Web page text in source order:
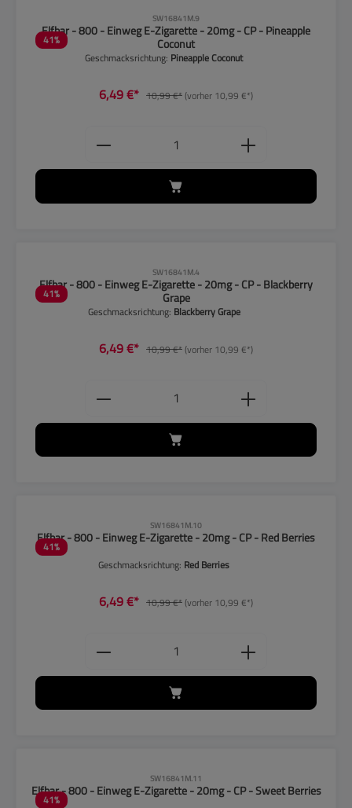
41%
SW16841M.9
Elfbar - 800 - Einweg E-Zigarette - 20mg - CP - Pineapple
Coconut
Geschmacksrichtung: Pineapple Coconut
6,49 €* 10,99 €*(vorher 10,99 €*)
Produkt Anzahl: Gib den
41%
SW16841M.4
Elfbar - 800 - Einweg E-Zigarette - 20mg - CP - Blackberry
Grape
Geschmacksrichtung: Blackberry Grape
6,49 €* 10,99 €*(vorher 10,99 €*)
Produkt Anzahl: Gib den
41%
SW16841M.10
Elfbar - 800 - Einweg E-Zigarette - 20mg - CP - Red Berries
Geschmacksrichtung: Red Berries
6,49 €* 10,99 €*(vorher 10,99 €*)
Produkt Anzahl: Gib den
41%
SW16841M.11
Elfbar - 800 - Einweg E-Zigarette - 20mg - CP - Sweet Berries